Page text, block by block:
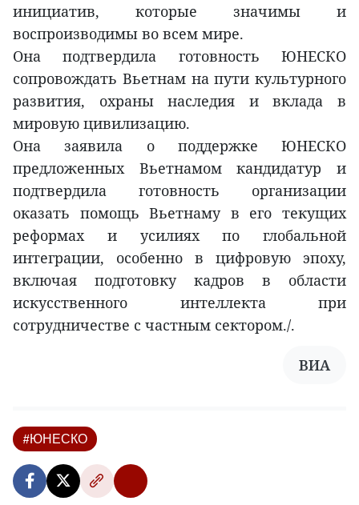
инициатив, которые значимы и
воспроизводимы во всем мире.
Она подтвердила готовность ЮНЕСКО
сопровождать Вьетнам на пути культурного
развития, охраны наследия и вклада в
мировую цивилизацию.
Она заявила о поддержке ЮНЕСКО
предложенных Вьетнамом кандидатур и
подтвердила готовность организации
оказать помощь Вьетнаму в его текущих
реформах и усилиях по глобальной
интеграции, особенно в цифровую эпоху,
включая подготовку кадров в области
искусственного интеллекта при
сотрудничестве с частным сектором./.
ВИА
#ЮНЕСКО